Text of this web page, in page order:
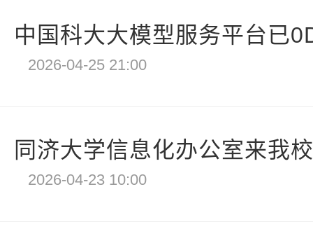
中国科大大模型服务平台已
2026-04-25 21:00
同济大学信息化办公室来我
2026-04-23 10:00